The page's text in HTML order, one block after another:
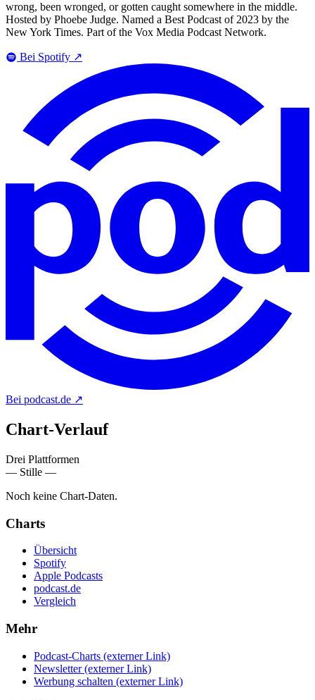
wrong, been wronged, or gotten caught somewhere in the middle.
Hosted by Phoebe Judge. Named a Best Podcast of 2023 by the
New York Times. Part of the Vox Media Podcast Network.
Bei Spotify ↗
Bei podcast.de ↗
Chart-Verlauf
Drei Plattformen
— Stille —
Noch keine Chart-Daten.
Charts
Übersicht
Spotify
Apple Podcasts
podcast.de
Vergleich
Mehr
Podcast-Charts (externer Link)
Newsletter (externer Link)
Werbung schalten (externer Link)